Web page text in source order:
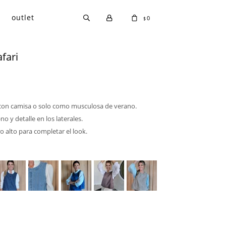
outlet $0
camisa o solo como musculosa de verano.
y detalle en los laterales.
alto para completar el look.